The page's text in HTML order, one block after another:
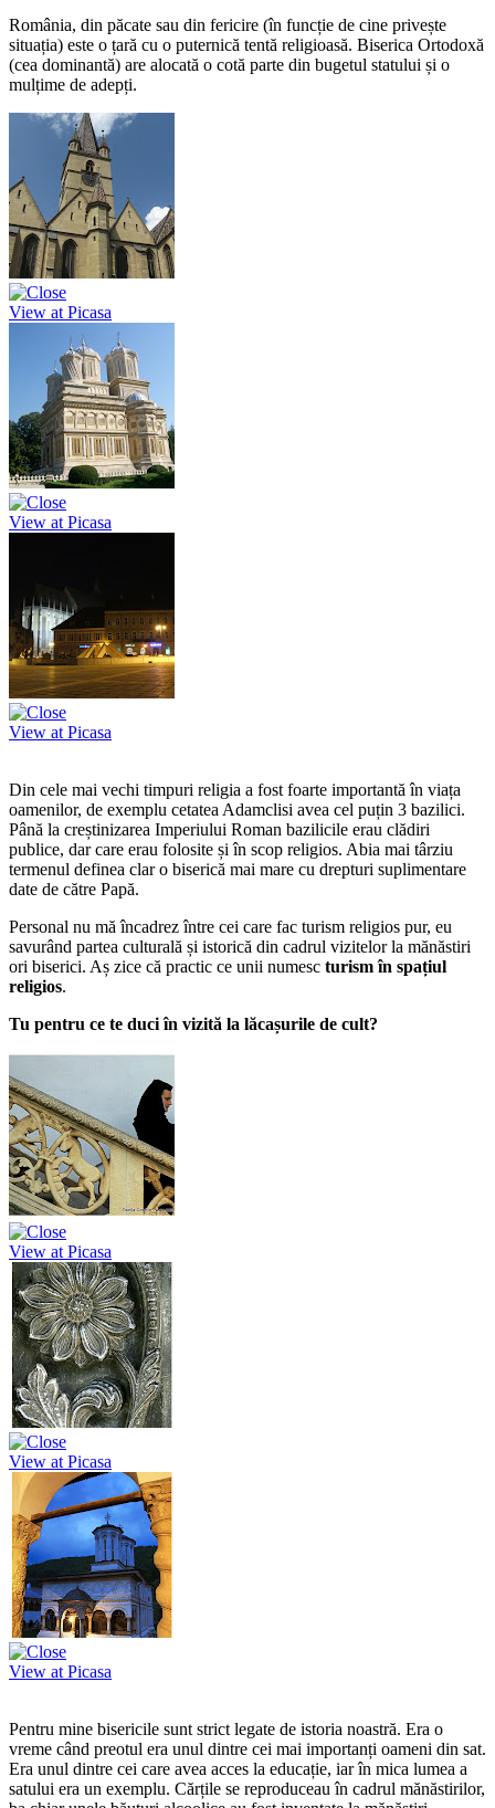
România, din păcate sau din fericire (în funcție de cine privește
situația) este o țară cu o puternică tentă religioasă. Biserica Ortodoxă
(cea dominantă) are alocată o cotă parte din bugetul statului și o
mulțime de adepți.
View at Picasa
View at Picasa
View at Picasa
Din cele mai vechi timpuri religia a fost foarte importantă în viața
oamenilor, de exemplu cetatea Adamclisi avea cel puțin 3 bazilici.
Până la creștinizarea Imperiului Roman bazilicile erau clădiri
publice, dar care erau folosite și în scop religios. Abia mai târziu
termenul definea clar o biserică mai mare cu drepturi suplimentare
date de către Papă.
Personal nu mă încadrez între cei care fac turism religios pur, eu
savurând partea culturală și istorică din cadrul vizitelor la mănăstiri
ori biserici. Aș zice că practic ce unii numesc turism în spațiul
religios.
Tu pentru ce te duci în vizită la lăcașurile de cult?
View at Picasa
View at Picasa
View at Picasa
Pentru mine bisericile sunt strict legate de istoria noastră. Era o
vreme când preotul era unul dintre cei mai importanți oameni din sat.
Era unul dintre cei care avea acces la educație, iar în mica lumea a
satului era un exemplu. Cărțile se reproduceau în cadrul mănăstirilor,